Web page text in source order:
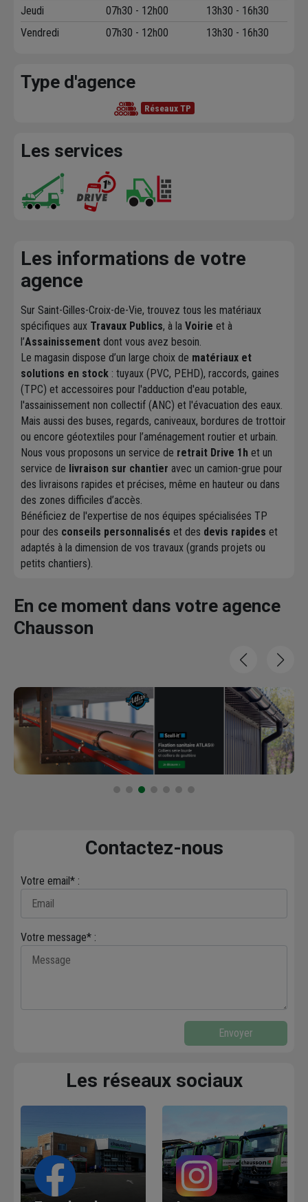
Jeudi
07h30 - 12h00
13h30 - 16h30
Vendredi
07h30 - 12h00 13h30 - 16h30
Type d'agence
Réseaux TP
Les services
Les informations de votre
agence
Sur Saint-Gilles-Croix-de-Vie, trouvez tous les matériaux
spécifiques aux Travaux Publics, à la Voirie et à
l’Assainissement dont vous avez besoin.
Le magasin dispose d’un large choix de matériaux et
solutions en stock : tuyaux (PVC, PEHD), raccords, gaines
(TPC) et accessoires pour l'adduction d'eau potable,
l'assainissement non collectif (ANC) et l'évacuation des eaux.
Mais aussi des buses, regards, caniveaux, bordures de trottoir
ou encore géotextiles pour l’aménagement routier et urbain.
Nous vous proposons un service de retrait Drive 1h et un
service de livraison sur chantier avec un camion-grue pour
des livraisons rapides et précises, même en hauteur ou dans
des zones difficiles d’accès.
Bénéficiez de l'expertise de nos équipes spécialisées TP
pour des conseils personnalisés et des devis rapides et
adaptés à la dimension de vos travaux (grands projets ou
petits chantiers).
En ce moment dans votre agence
Chausson
Contactez-nous
Votre email* :
Votre message* :
Envoyer
Les réseaux sociaux